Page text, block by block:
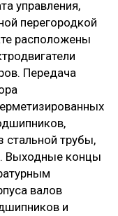
управления,
перегородкой
расположены
Передача
стальной трубы,
Выходные концы
валов
и